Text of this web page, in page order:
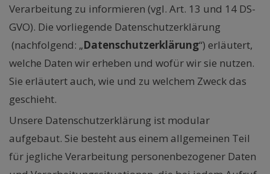
Verarbeitung zu informieren (vgl. Art. 13 und 14 DS-
GVO). Die vorliegende Datenschutzerklärung
(nachfolgend: „Datenschutzerklärung“) erläutert,
welche Daten wir erheben und wofür wir sie nutzen.
Sie erläutert auch, wie und zu welchem Zweck das
geschieht.
Unsere Datenschutzerklärung ist modular
aufgebaut. Sie besteht aus einem allgemeinen Teil
für jegliche Verarbeitung personenbezogener Daten